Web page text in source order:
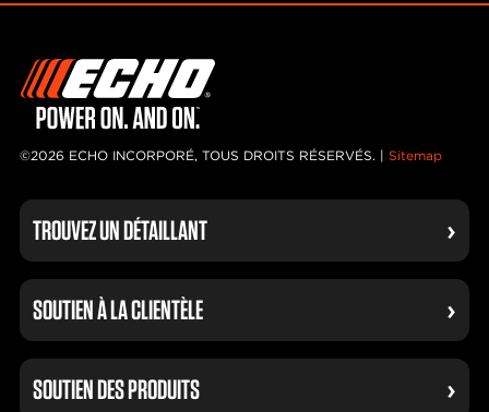
©2026 ECHO INCORPORÉ, TOUS DROITS RÉSERVÉS. | Sitemap
TROUVEZ UN DÉTAILLANT
SOUTIEN À LA CLIENTÈLE
SOUTIEN DES PRODUITS